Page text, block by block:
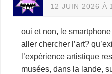
12 JUIN 2026 À
oui et non, le
aller chercher l’art?
l’expérience artistique
musées, dans la lande,